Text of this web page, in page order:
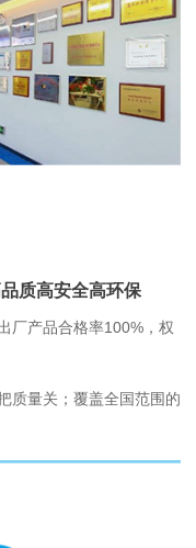
质高安全高环保
厂产品合格率100%，权
质量关；覆盖全国范围的